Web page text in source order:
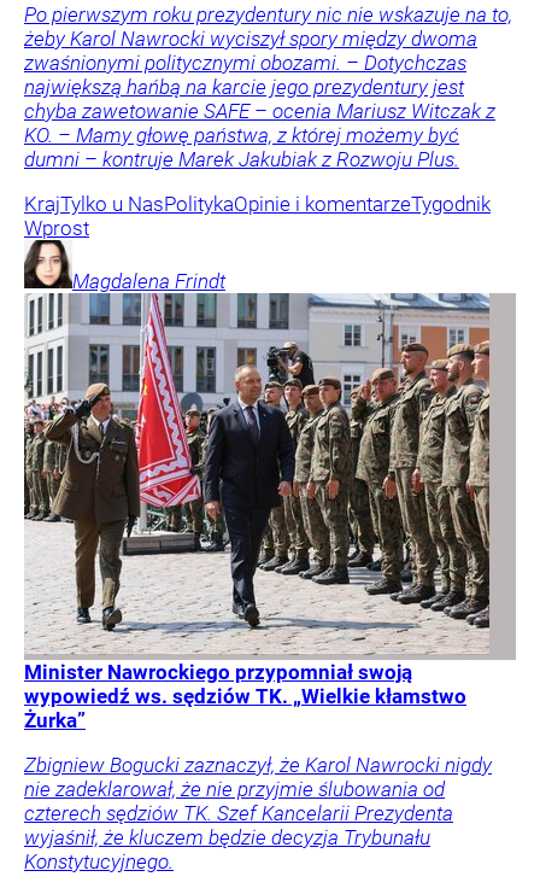
Po pierwszym roku prezydentury nic nie wskazuje na to,
żeby Karol Nawrocki wyciszył spory między dwoma
zwaśnionymi politycznymi obozami. – Dotychczas
największą hańbą na karcie jego prezydentury jest
chyba zawetowanie SAFE – ocenia Mariusz Witczak z
KO. – Mamy głowę państwa, z której możemy być
dumni – kontruje Marek Jakubiak z Rozwoju Plus.
KrajTylko u NasPolitykaOpinie i komentarzeTygodnik
Wprost
Magdalena Frindt
Minister Nawrockiego przypomniał swoją
wypowiedź ws. sędziów TK. „Wielkie kłamstwo
Żurka”
Zbigniew Bogucki zaznaczył, że Karol Nawrocki nigdy
nie zadeklarował, że nie przyjmie ślubowania od
czterech sędziów TK. Szef Kancelarii Prezydenta
wyjaśnił, że kluczem będzie decyzja Trybunału
Konstytucyjnego.